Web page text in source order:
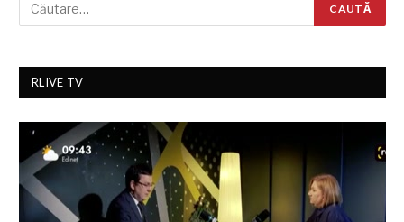
RLIVE TV